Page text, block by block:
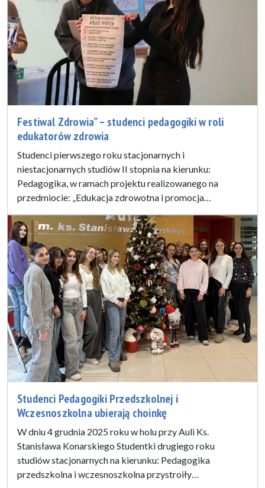
Festiwal Zdrowia” – studenci pedagogiki w roli
edukatorów zdrowia
Studenci pierwszego roku stacjonarnych i
niestacjonarnych studiów II stopnia na kierunku:
Pedagogika, w ramach projektu realizowanego na
przedmiocie: „Edukacja zdrowotna i promocja…
Studenci Pedagogiki Przedszkolnej i
Wczesnoszkolna ubierają choinkę
W dniu 4 grudnia 2025 roku w holu przy Auli Ks.
Stanisława Konarskiego Studentki drugiego roku
studiów stacjonarnych na kierunku: Pedagogika
przedszkolna i wczesnoszkolna przystroiły…